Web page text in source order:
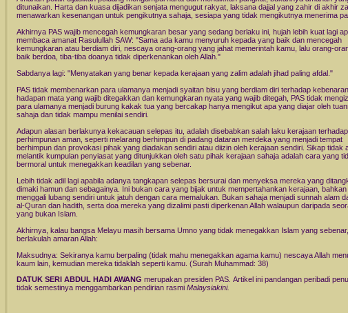
ditunaikan. Harta dan kuasa dijadikan senjata mengugut rakyat, laksana dajjal yang zahir di akhir
menawarkan kesenangan untuk pengikutnya sahaja, sesiapa yang tidak mengikutnya menerima
Akhirnya PAS wajib mencegah kemungkaran besar yang sedang berlaku ini, hujah lebih kuat lagi
membaca amanat Rasulullah SAW: "Sama ada kamu menyuruh kepada yang baik dan mencegah
kemungkaran atau berdiam diri, nescaya orang-orang yang jahat memerintah kamu, lalu orang-
baik berdoa, tiba-tiba doanya tidak diperkenankan oleh Allah."
Sabdanya lagi: "Menyatakan yang benar kepada kerajaan yang zalim adalah jihad paling afdal."
PAS tidak membenarkan para ulamanya menjadi syaitan bisu yang berdiam diri terhadap
hadapan mata yang wajib ditegakkan dan kemungkaran nyata yang wajib ditegah, PAS tidak
para ulamanya menjadi burung kakak tua yang bercakap hanya mengikut apa yang diajar oleh
sahaja dan tidak mampu menilai sendiri.
Adapun alasan berlakunya kekacauan selepas itu, adalah disebabkan salah laku kerajaan terhadap
perhimpunan aman, seperti melarang berhimpun di padang dataran merdeka yang menjadi tempat
berhimpun dan provokasi pihak yang diadakan sendiri atau diizin oleh kerajaan sendiri. Sikap tidak
melantik kumpulan penyiasat yang ditunjukkan oleh satu pihak kerajaan sahaja adalah cara yang
bermoral untuk menegakkan keadilan yang sebenar.
Lebih tidak adil lagi apabila adanya tangkapan selepas bersurai dan menyeksa mereka yang
dimaki hamun dan sebagainya. Ini bukan cara yang bijak untuk mempertahankan kerajaan,
menggali lubang sendiri untuk jatuh dengan cara memalukan. Bukan sahaja menjadi sunnah alam
al-Quran dan hadith, serta doa mereka yang dizalimi pasti diperkenan Allah walaupun daripada
yang bukan Islam.
Akhirnya, kalau bangsa Melayu masih bersama Umno yang tidak menegakkan Islam yang sebenar,
berlakulah amaran Allah:
Maksudnya: Sekiranya kamu berpaling (tidak mahu menegakkan agama kamu) nescaya Allah
kaum lain, kemudian mereka tidaklah seperti kamu. (Surah Muhammad: 38)
DATUK SERI ABDUL HADI AWANG merupakan presiden PAS Artikel ini pandangan peribadi
tidak semestinya menggambarkan pendirian rasmi Malaysiakini.